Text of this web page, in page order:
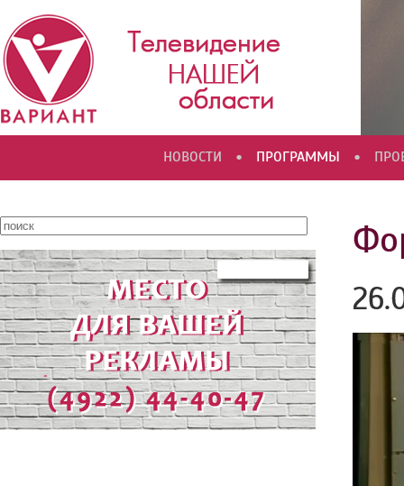
НОВОСТИ • ПРОГРАММЫ •